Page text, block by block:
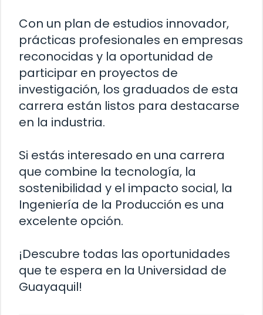
Con un plan de estudios innovador,
prácticas profesionales en empresas
reconocidas y la oportunidad de
participar en proyectos de
investigación, los graduados de esta
carrera están listos para destacarse
en la industria.
Si estás interesado en una carrera
que combine la tecnología, la
sostenibilidad y el impacto social, la
Ingeniería de la Producción es una
excelente opción.
¡Descubre todas las oportunidades
que te espera en la Universidad de
Guayaquil!